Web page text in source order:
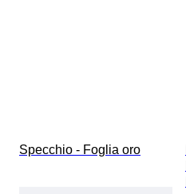
Specchio - Foglia oro